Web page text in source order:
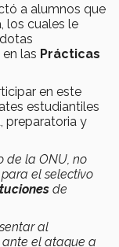
a alumnos que
los cuales le
las Prácticas
en este
estudiantiles
preparatoria y
de la ONU, no
el selectivo
de
al
ante el ataque a